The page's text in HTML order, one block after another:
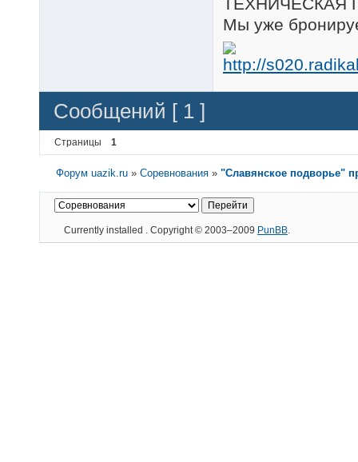
ТЕХНИЧЕСКАЯ
Мы уже
Сообщений [ 1 ]
Страницы 1
Форум uazik.ru » Соревнования » "Славянское подворье"
Currently installed . Copyright © 2003–2009 PunBB